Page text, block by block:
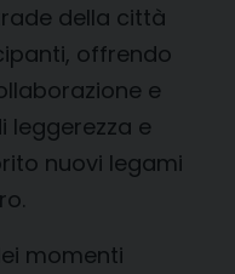
della città
offrendo
e
leggerezza e
nuovi legami
momenti